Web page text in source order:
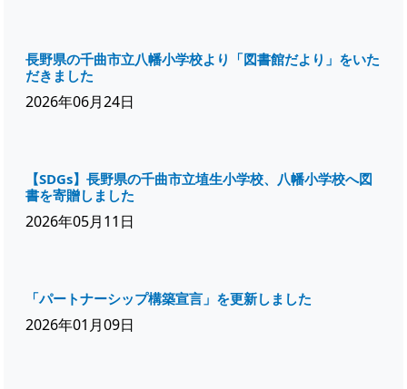
長野県の千曲市立八幡小学校より「図書館だより」をいた
だきました
2026年06月24日
【SDGs】長野県の千曲市立埴生小学校、八幡小学校へ図
書を寄贈しました
2026年05月11日
「パートナーシップ構築宣言」を更新しました
2026年01月09日